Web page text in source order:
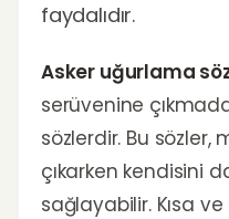
faydalıdır.
Asker uğurlama
serüvenine
sözlerdir. Bu sözler,
çıkarken kendisini
sağlayabilir. Kısa